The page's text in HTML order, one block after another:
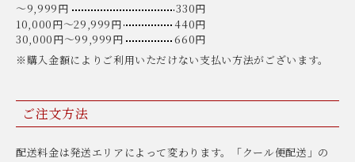
〜9,999円
330円
10,000円〜29,999円
440円
30,000円〜99,999円
660円
※購入金額によりご利用いただけない支払い方法がございます。
ご注文方法
配送料金は発送エリアによって変わります。「クール便配送」の